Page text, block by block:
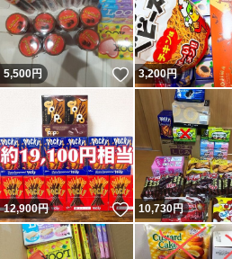
5,500円 いいね！
3,200円
12,900円 いいね！
10,730円